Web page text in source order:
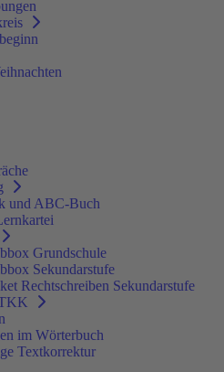
und ABC-Buch
Grundschule
Sekundarstufe
Rechtschreiben Sekundarstufe
im Wörterbuch
Textkorrektur